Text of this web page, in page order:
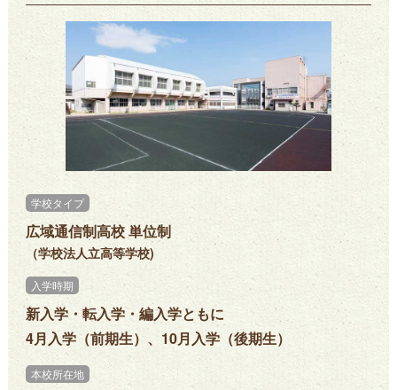
学校タイプ
広域通信制高校 単位制
（学校法人立高等学校)
入学時期
新入学・転入学・編入学ともに
4月入学（前期生）、10月入学（後期生）
本校所在地